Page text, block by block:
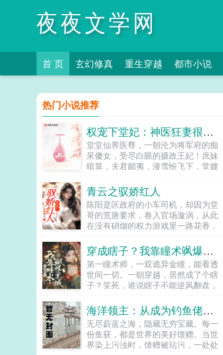
夜夜文学网
首 页 玄幻修真 重生穿越 都市小说
热门小说推荐
权宠下堂妃：神医狂妻很嚣张
堂堂仙界医尊，一朝沦为将军府的痴
呆傻女，受尽白眼的摄政王妃！庶妹
暗算，夫君鄙夷，漫雪纷飞下，堂嫂
忆全复，一双素手，医死人肉白骨。
两袖轻挥，整个京城为之颤抖。誓要
让欺她辱她之人，付出惨痛代价！传
说，她嫁给摄政王，是她八辈子修来
的福气，殊不知人间我玩腻了，休书
阳光道，你只能走独木桥，要是越
线，休怪我不客气！摄政王赶紧扶着
自家的娇妻乖，别闹，小心动了胎
气...
青云之驭娇红人
陈阳是区政府的小车司机，却因为堂
哥的荒唐要求，卷入官场漩涡，从此
在没有硝烟的权力游戏里一路花香，
穿成瞎子？我靠瞳术飒爆京城
第一瞳术师，一双诡异金瞳，能看透
世间一切。一朝穿越，居然成了个瞎
子？笑死，谁说瞎子不能逆风翻盘，
看她翻手为云覆手为雨，不论是抛弃
原主的未婚夫，还是弄瞎原主双眼的
渣男，通通不是她的对手！沈清瞳神
挡杀神，佛挡杀佛。本以为与永安王
之间的婚事不过是一场互利互惠的交
海洋领主：从成为钓鱼佬开始
无尽蔚蓝之海，隐藏无穷宝藏。每一
份鱼获，都是世界的美好馈赠。当世
界染上污浊时，馈赠被玷污，一处处